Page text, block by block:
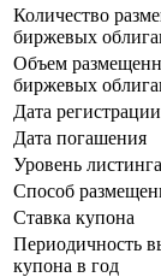
Количество
биржевых
Объем
биржевых
Дата регистрации
Дата погашения
Уровень листинга
Способ
Ставка купона
Периодичность
купона в год